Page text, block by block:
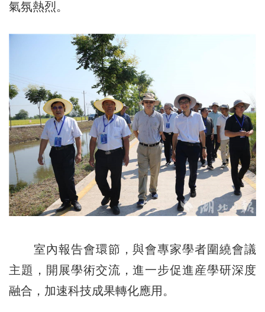
氣氛熱烈。
室內報告會環節，與會專家學者圍繞會議
主題，開展學術交流，進一步促進産學研深度
融合，加速科技成果轉化應用。